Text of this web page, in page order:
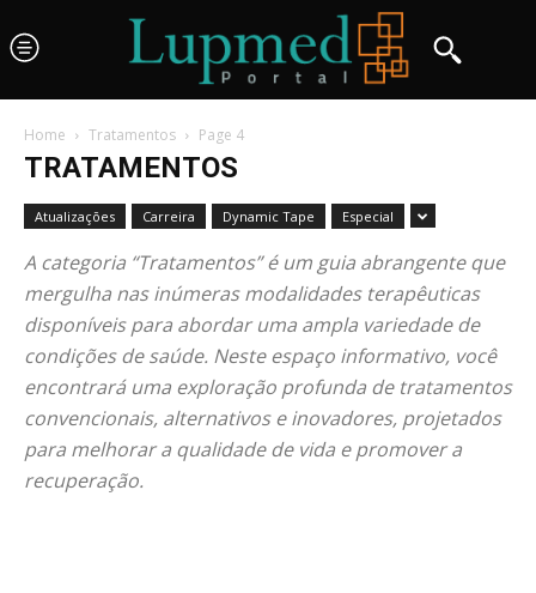
Home Tratamentos Page 4
TRATAMENTOS
Atualizações Carreira Dynamic Tape Especial
A categoria “Tratamentos” é um guia abrangente que
mergulha nas inúmeras modalidades terapêuticas
disponíveis para abordar uma ampla variedade de
condições de saúde. Neste espaço informativo, você
encontrará uma exploração profunda de tratamentos
convencionais, alternativos e inovadores, projetados
para melhorar a qualidade de vida e promover a
recuperação.